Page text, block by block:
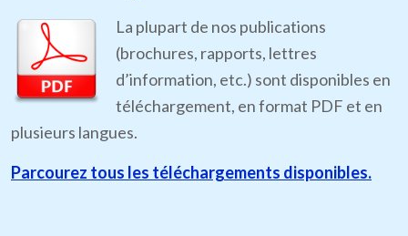
La plupart de nos publications
(brochures, rapports, lettres
d’information, etc.) sont disponibles en
téléchargement, en format PDF et en
plusieurs langues.
Parcourez tous les téléchargements disponibles.